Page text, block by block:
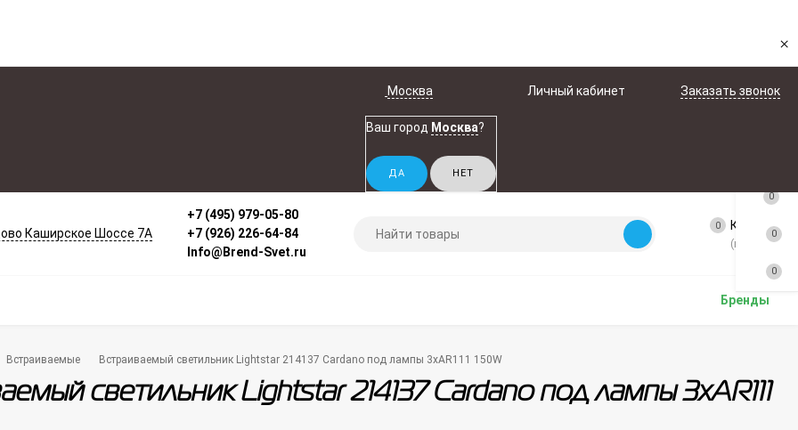
×
Москва
Ваш город Москва?
Личный кабинет Заказать звонок
Каширское Шоссе 7А
+7 (495) 979-05-80
+7 (926) 226-64-84
Info@Brend-Svet.ru
0 Корзина
(пусто)
Бренды
Встраиваемые Встраиваемый светильник Lightstar 214137 Cardano под лампы 3xAR111 150W
светильник Lightstar 214137 Cardano под лампы 3xAR111
0
0
0